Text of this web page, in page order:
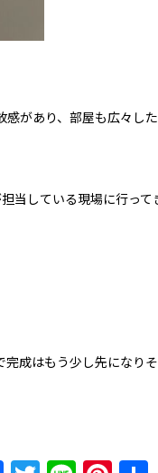
があり、部屋も広々し
当している現場に行って
成はもう少し先になり